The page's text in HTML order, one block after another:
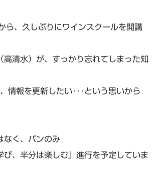
ら、久しぶりにワインスクールを開講
高清水）が、すっかり忘れてしまった知
情報を更新したい･･･という思いから
なく、パンのみ
び、半分は楽しむ』進行を予定していま